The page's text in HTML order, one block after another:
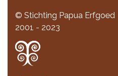
© Stichting Papua Erfgoed
2001 - 2023